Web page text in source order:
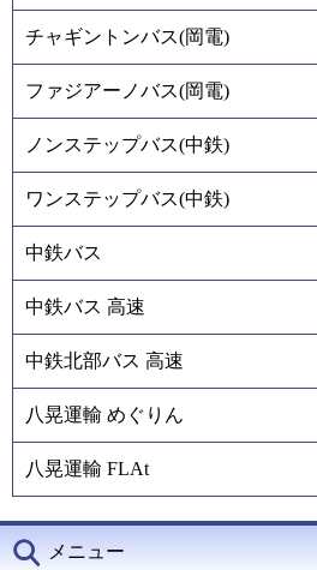
チャギントンバス(岡電)
ファジアーノバス(岡電)
ノンステップバス(中鉄)
ワンステップバス(中鉄)
中鉄バス
中鉄バス 高速
中鉄北部バス 高速
八晃運輸 めぐりん
八晃運輸 FLAt
メニュー